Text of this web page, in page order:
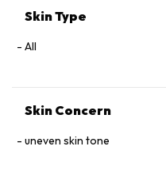
Skin Type
All
Skin Concern
uneven skin tone